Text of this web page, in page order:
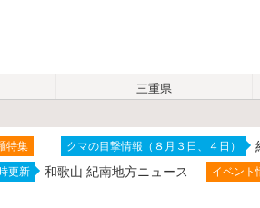
三重県
特集 クマの目撃情報（８月３日、４日）
更新 和歌山 紀南地方ニュース イベント